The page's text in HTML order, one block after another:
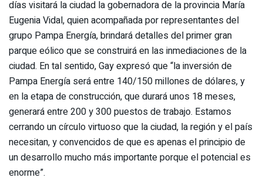
días visitará la ciudad la gobernadora de la provincia María
Eugenia Vidal, quien acompañada por representantes del
grupo Pampa Energía, brindará detalles del primer gran
parque eólico que se construirá en las inmediaciones de la
ciudad. En tal sentido, Gay expresó que “la inversión de
Pampa Energía será entre 140/150 millones de dólares, y
en la etapa de construcción, que durará unos 18 meses,
generará entre 200 y 300 puestos de trabajo. Estamos
cerrando un círculo virtuoso que la ciudad, la región y el país
necesitan, y convencidos de que es apenas el principio de
un desarrollo mucho más importante porque el potencial es
enorme”.